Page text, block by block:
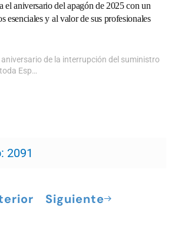
el aniversario del apagón de 2025 con un
esenciales y al valor de sus profesionales
de la interrupción del suministro
Esp…
2091
Siguiente